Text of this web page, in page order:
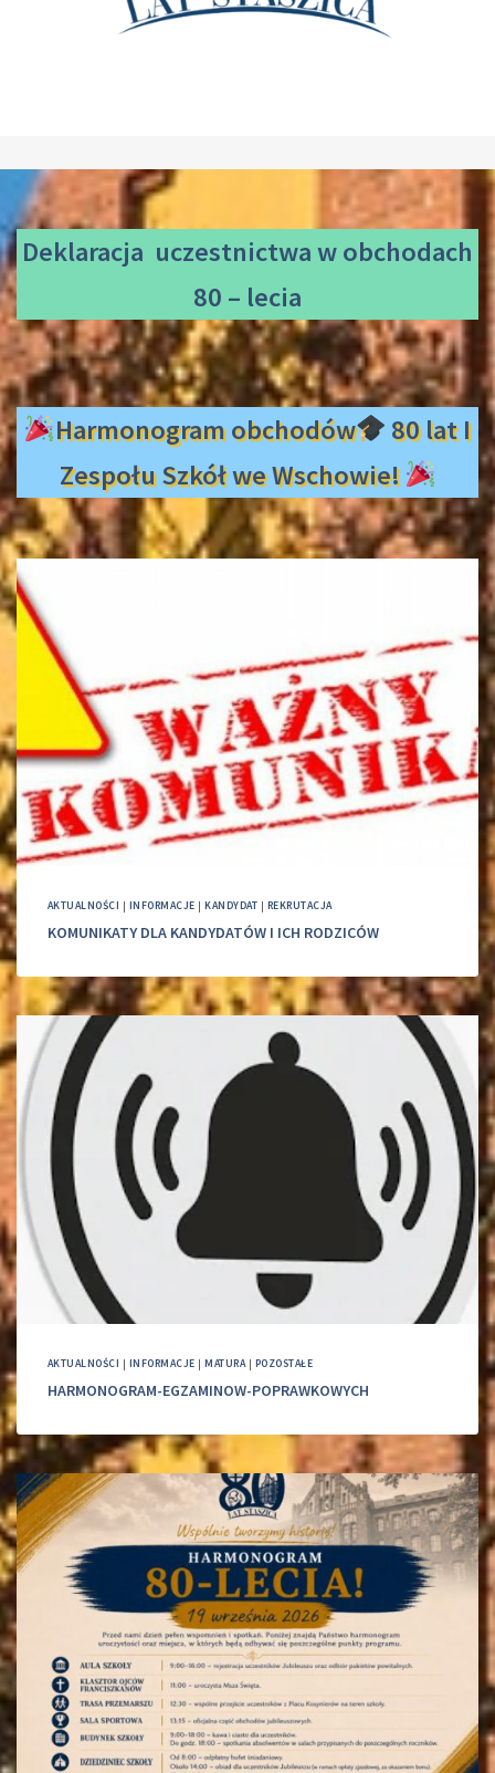
Deklaracja uczestnictwaw obchodach
80 – lecia
Harmonogram obchodów
80 lat I
Zespołu Szkół we Wschowie!
AKTUALNOŚCI | INFORMACJE |KANDYDAT | REKRUTACJA
KOMUNIKATY DLA KANDYDATÓW I ICH RODZICÓW
AKTUALNOŚCI | INFORMACJE |MATURA| POZOSTAŁE
HARMONOGRAM-EGZAMINOW-POPRAWKOWYCH